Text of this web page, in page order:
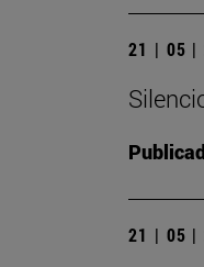
21 | 05 |
21 | 05 |